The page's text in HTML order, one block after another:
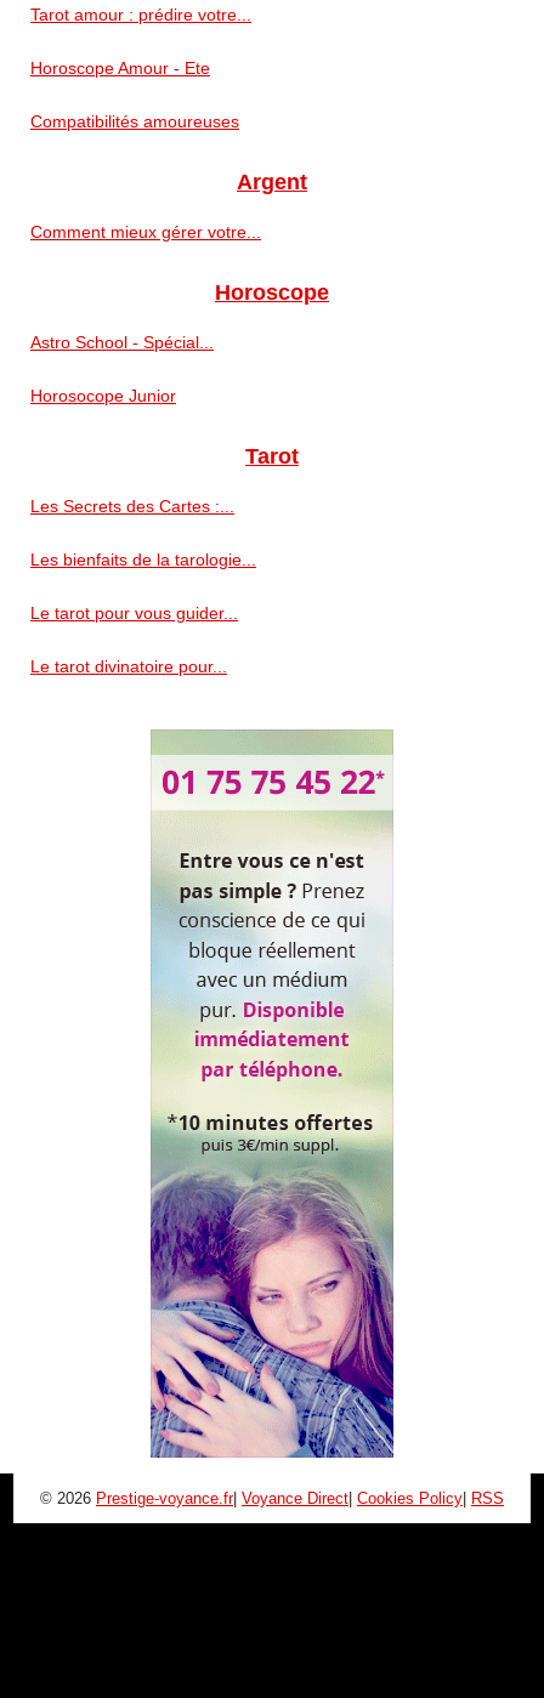
Tarot amour : prédire votre...
Horoscope Amour - Ete
Compatibilités amoureuses
Argent
Comment mieux gérer votre...
Horoscope
Astro School - Spécial...
Horosocope Junior
Tarot
Les Secrets des Cartes :...
Les bienfaits de la tarologie...
Le tarot pour vous guider...
Le tarot divinatoire pour...
© 2026 Prestige-voyance.fr| Voyance Direct| Cookies Policy| RSS